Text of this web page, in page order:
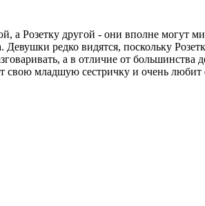
Розетку другой - они вполне могут
редко видятся, поскольку
а в отличие от большинства
младшую сестричку и очень любит